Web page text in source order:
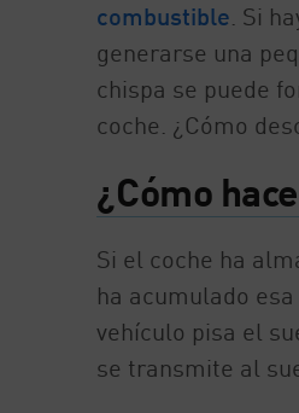
combustible. Si
generarse una
chispa se puede
coche. ¿Cómo
¿Cómo
Si el coche ha
ha acumulado
vehículo pisa el
se transmite al